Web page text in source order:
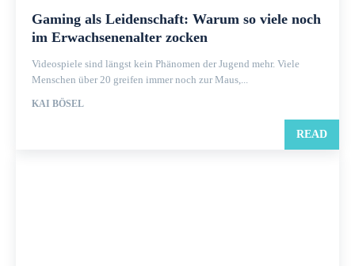
Gaming als Leidenschaft: Warum so viele noch
im Erwachsenenalter zocken
Videospiele sind längst kein Phänomen der Jugend mehr. Viele
Menschen über 20 greifen immer noch zur Maus,...
KAI BÖSEL
READ